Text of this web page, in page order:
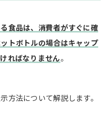
食品は、消費者がすぐに確
トボトルの場合はキャップ
ればなりません。
方法について解説します。